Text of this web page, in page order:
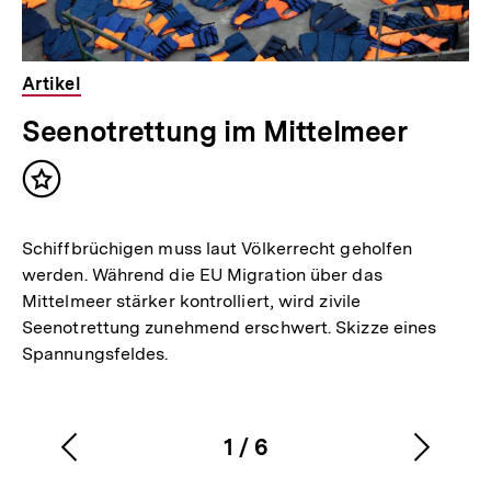
Artikel
Seenotrettung im Mittelmeer
Inhalt
Schiffbrüchigen muss laut Völkerrecht geholfen
werden. Während die EU Migration über das
Mittelmeer stärker kontrolliert, wird zivile
Seenotrettung zunehmend erschwert. Skizze eines
Spannungsfeldes.
Karussellinhalt
1
von
/ 6
Vorherigen